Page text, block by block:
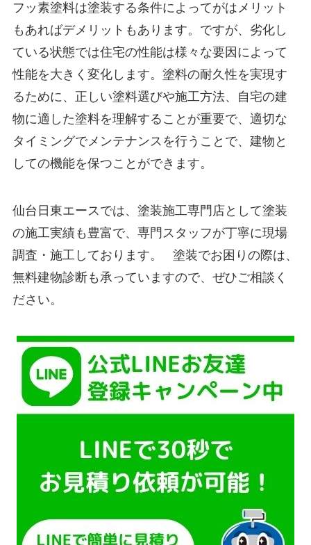
フッ素塗料は塗装する条件によってがはメリット
もあればデメリットもあります。ですが、劣化し
ている状態では住宅の性能は様々な要因によって
性能を大きく変化します。塗料の耐久性を実現す
るために、正しい塗料選びや施工方法、自宅の建
物に適した塗料を理解することが重要で、適切な
タイミングでメンテナンスを行うことで、建物と
しての機能を保つことができます。
仙台日東エースでは、塗装施工専門店として塗装
の施工実績も豊富で、専門スタッフが丁寧に現場
調査・施工しております。 塗装でお困りの際は、
無料建物診断も承っていますので、ぜひご相談く
ださい。